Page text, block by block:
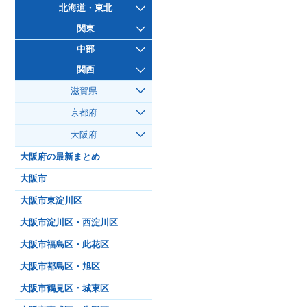
北海道・東北
関東
中部
関西
滋賀県
京都府
大阪府
大阪府の最新まとめ
大阪市
大阪市東淀川区
大阪市淀川区・西淀川区
大阪市福島区・此花区
大阪市都島区・旭区
大阪市鶴見区・城東区